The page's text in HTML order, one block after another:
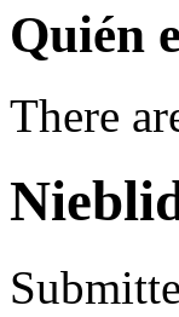
Quién
There